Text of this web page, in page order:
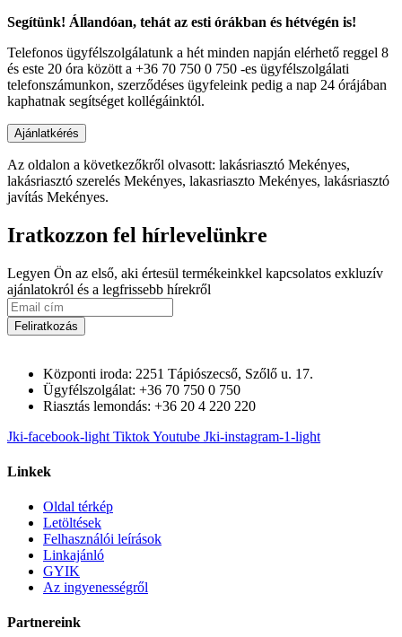
Segítünk! Állandóan, tehát az esti órákban és hétvégén is!
Telefonos ügyfélszolgálatunk a hét minden napján elérhető reggel 8
és este 20 óra között a +36 70 750 0 750 -es ügyfélszolgálati
telefonszámunkon, szerződéses ügyfeleink pedig a nap 24 órájában
kaphatnak segítséget kollégáinktól.
Az oldalon a következőkről olvasott: lakásriasztó Mekényes,
lakásriasztó szerelés Mekényes, lakasriaszto Mekényes, lakásriasztó
javítás Mekényes.
Iratkozzon fel hírlevelünkre
Legyen Ön az első, aki értesül termékeinkkel kapcsolatos exkluzív
ajánlatokról és a legfrissebb hírekről
Feliratkozás
Központi iroda: 2251 Tápiószecső, Szőlő u. 17.
Ügyfélszolgálat: +36 70 750 0 750
Riasztás lemondás: +36 20 4 220 220
Jki-facebook-light TiktokYoutube Jki-instagram-1-light
Linkek
Oldal térkép
Letöltések
Felhasználói leírások
Linkajánló
GYIK
Az ingyenességről
Partnereink